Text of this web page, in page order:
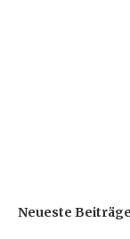
Neueste Beiträge